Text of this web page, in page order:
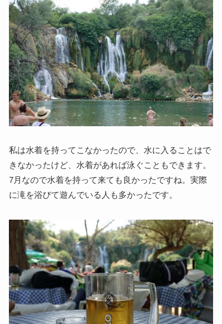
私は水着を持ってこなかったので、水に入ることはで
きなかったけど、水着があれば泳ぐこともできます。
7月なので水着を持って来ても良かったですね。実際
に滝を浴びて遊んでいる人も多かったです。